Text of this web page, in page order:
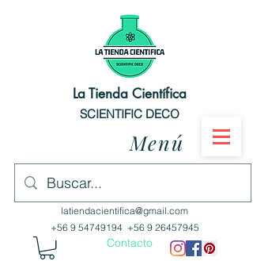
La Tienda Científica
SCIENTIFIC DECO
Menú
latiendacientifica@gmail.com
+56 9 54749194 +56 9 26457945
Contacto